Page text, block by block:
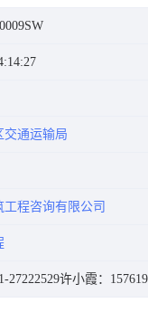
交通运输局
程咨询有限公司
27222529许小霞：